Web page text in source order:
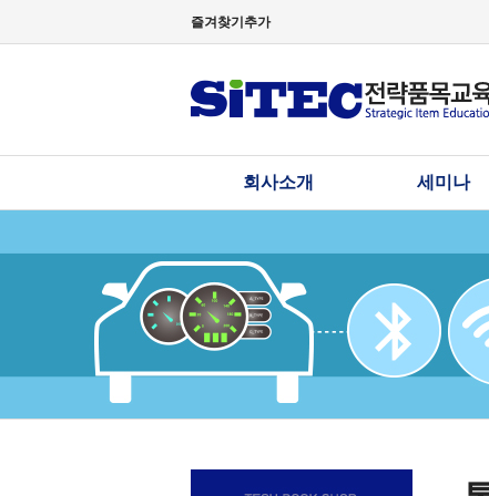
즐겨찾기추가
회사소개 세미나